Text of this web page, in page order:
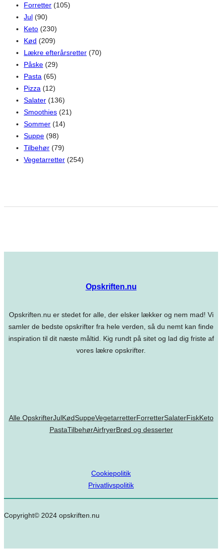
Forretter (105)
Jul (90)
Keto (230)
Kød (209)
Lækre efterårsretter (70)
Påske (29)
Pasta (65)
Pizza (12)
Salater (136)
Smoothies (21)
Sommer (14)
Suppe (98)
Tilbehør (79)
Vegetarretter (254)
Opskriften.nu
Opskriften.nu er stedet for alle, der elsker lækker og nem mad! Vi
samler de bedste opskrifter fra hele verden, så du nemt kan finde
inspiration til dit næste måltid. Kig rundt på sitet og lad dig friste af
vores lækre opskrifter.
Alle OpskrifterJulKødSuppeVegetarretterForretterSalaterFiskKeto
PastaTilbehørAirfryerBrød og desserter
Cookiepolitik
Privatlivspolitik
Copyright© 2024 opskriften.nu